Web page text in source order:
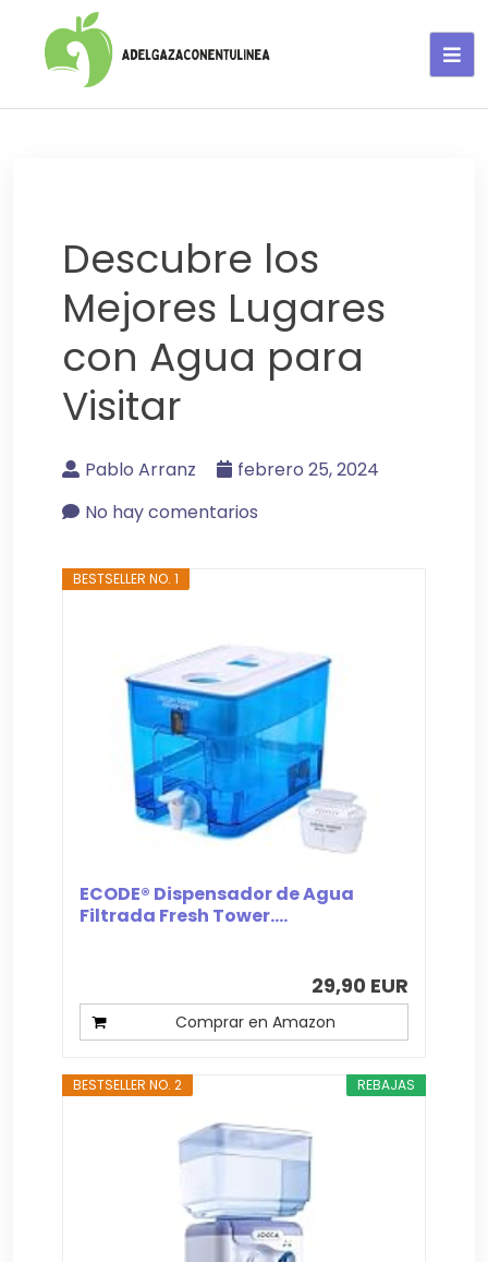
Descubre los
Mejores Lugares
con Agua para
Visitar
Pablo Arranz
febrero 25, 2024
No hay comentarios
BESTSELLER NO. 1
ECODE® Dispensador de Agua
Filtrada Fresh Tower....
29,90 EUR
Comprar en Amazon
REBAJAS
BESTSELLER NO. 2